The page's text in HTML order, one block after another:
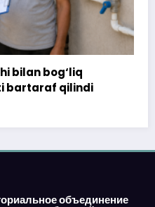
bog‘liq
qilindi
объединение